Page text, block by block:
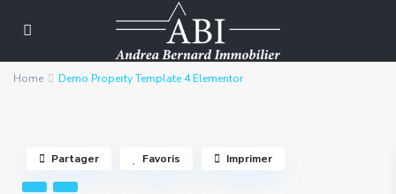
Home Demo Property Template 4 Elementor
Partager Favoris Imprimer